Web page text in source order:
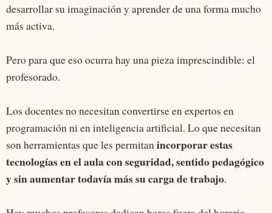
desarrollar su imaginación y aprender de una forma mucho
más activa.
Pero para que eso ocurra hay una pieza imprescindible: el
profesorado.
Los docentes no necesitan convertirse en expertos en
programación ni en inteligencia artificial. Lo que necesitan
son herramientas que les permitanincorporar estas
tecnologías en el aula con seguridad, sentido pedagógico
y sin aumentar todavía más su carga de trabajo.